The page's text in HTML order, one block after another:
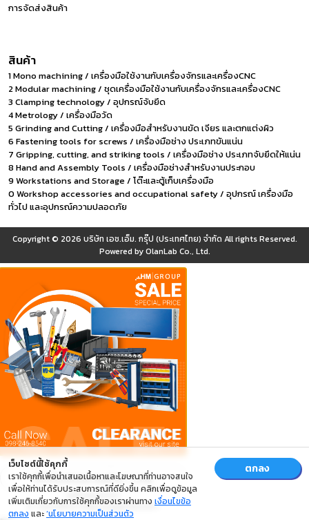
การจัดส่งสินค้า
สินค้า
1 Mono machining / เครื่องมือใช้งานกับเครื่องจักรและเครื่องCNC
2 Modular machining / ชุดเครื่องมือใช้งานกับเครื่องจักรและเครื่องCNC
3 Clamping technology / อุปกรณ์จับยึด
4 Metrology / เครื่องมือวัด
5 Grinding and Cutting / เครื่องมือสำหรับงานขัด เจียร และตกแต่งผิว
6 Fastening tools for screws / เครื่องมือช่าง ประเภทขันแน่น
7 Gripping, cutting, and striking tools / เครื่องมือช่าง ประเภทจับยึดให้แน่น
8 Hand and Assembly Tools / เครื่องมือช่างสำหรับงานประกอบ
9 Workstations and Storage / โต๊ะและตู้เก็บเครื่องมือ
0 Workshop accessories and occupational safety / อุปกรณ์ เครื่องมือ
ทั่วไป และอุปกรณ์ความปลอดภัย
Copyright © 2026 บริษัท เอช.เอ็ม. กรุ๊ป (ประเทศไทย) จำกัด All rights Reserved.
Powered byOlanLab Co., Ltd.
เว็บไซต์นี้ใช้คุกกี้
เราใช้คุกกี้เพื่อนำเสนอเนื้อหาและโฆษณาที่ท่านอาจสนใจ
เพื่อให้ท่านได้รับประสบการณ์ที่ดียิ่งขึ้น คลิกเพื่อดูข้อมูล
เพิ่มเติมเกี่ยวกับการใช้คุกกี้ของเราผ่านทาง เงื่อนไขข้อ
ตกลง และ‘นโยบายความเป็นส่วนตัว
ตกลง